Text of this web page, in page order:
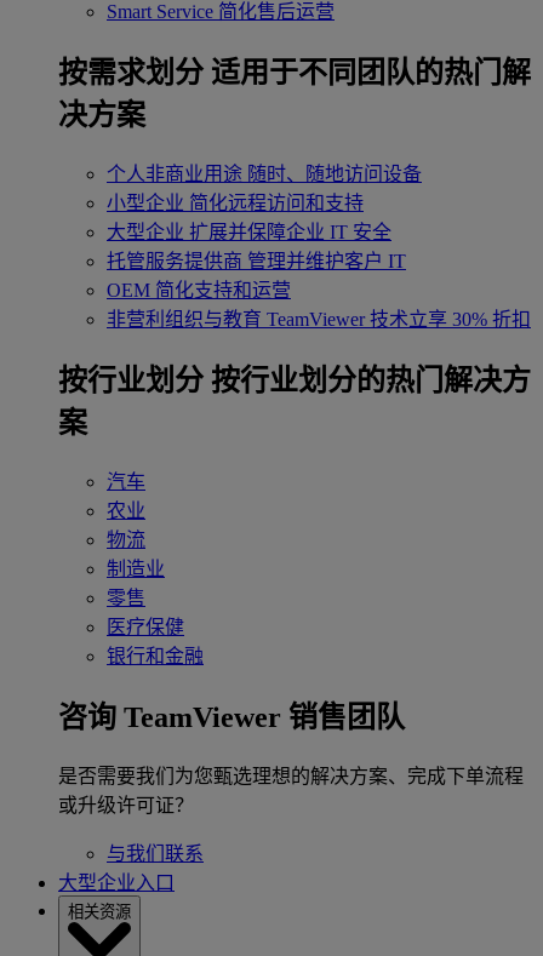
Smart Service 简化售后运营
按需求划分 适用于不同团队的热门解
决方案
个人非商业用途 随时、随地访问设备
小型企业 简化远程访问和支持
大型企业 扩展并保障企业 IT 安全
托管服务提供商 管理并维护客户 IT
OEM 简化支持和运营
非营利组织与教育 TeamViewer 技术立享 30% 折扣
‌按行业划分 按行业划分的热门解决方
案
汽车
农业
物流
制造业
零售
医疗保健
银行和金融
咨询 TeamViewer 销售团队
是否需要我们为您甄选理想的解决方案、完成下单流程
或升级许可证？
与我们联系
大型企业入口
相关资源